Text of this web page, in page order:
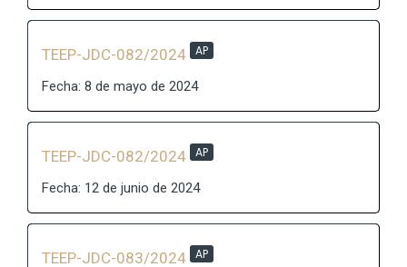
TEEP-JDC-082/2024 AP
Fecha: 8 de mayo de 2024
TEEP-JDC-082/2024 AP
Fecha: 12 de junio de 2024
TEEP-JDC-083/2024 AP